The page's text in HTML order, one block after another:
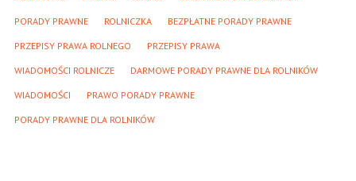
PORADY PRAWNE ROLNICZKA BEZPŁATNE PORADY PRAWNE
PRZEPISY PRAWA ROLNEGO PRZEPISY PRAWA
WIADOMOŚCI ROLNICZE DARMOWE PORADY PRAWNE DLA ROLNIKÓW
WIADOMOŚCI PRAWO PORADY PRAWNE
PORADY PRAWNE DLA ROLNIKÓW